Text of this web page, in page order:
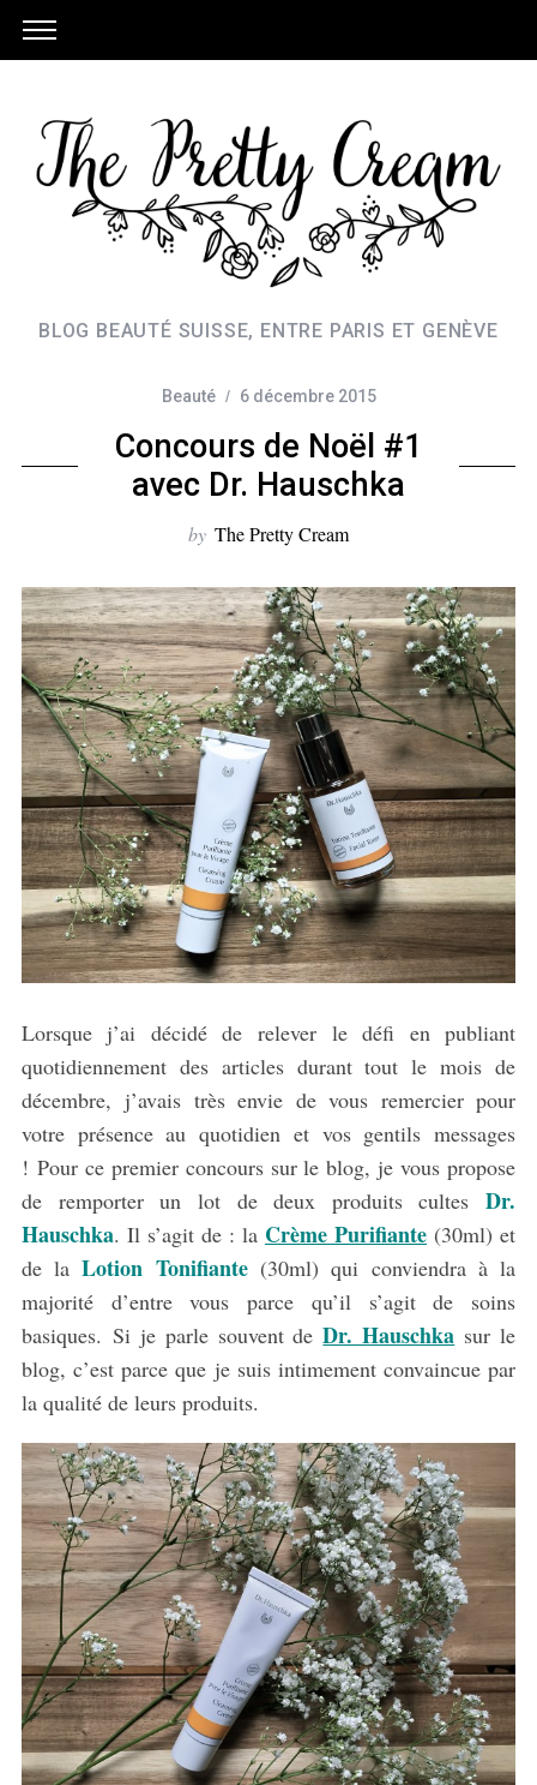
BLOG BEAUTÉ SUISSE, ENTRE PARIS ET GENÈVE
Beauté 6 décembre 2015
Concours de Noël #1
avec Dr. Hauschka
by The Pretty Cream
Lorsque j’ai décidé de relever le défi en publiant
quotidiennement des articles durant tout le mois de
décembre, j’avais très envie de vous remercier pour
votre présence au quotidien et vos gentils messages
! Pour ce premier concours sur le blog, je vous propose
de remporter un lot de deux produits cultesDr.
Hauschka. Il s’agit de : la Crème Purifiante (30ml) et
de laLotion Tonifiante(30ml) qui conviendra à la
majorité d’entre vous parce qu’il s’agit de soins
basiques. Si je parle souvent deDr. Hauschka sur le
blog, c’est parce que je suis intimement convaincue par
la qualité de leurs produits.